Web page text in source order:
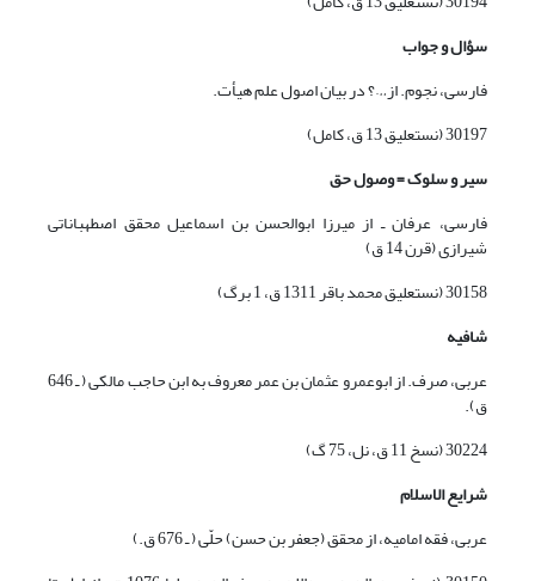
سؤال و جواب
فارسی، نجوم. از…؟ در بیان اصول علم هیأت.
30197 (نستعلیق 13 ق، کامل)
سیر و سلوک = وصول حق
فارسی، عرفان ـ از میرزا ابوالحسن بن اسماعیل محقق اصطهباناتی
شیرازی (قرن 14 ق)
30158 (نستعلیق محمد باقر 1311 ق، 1 برگ)
شافیه
عربی، صرف. از ابوعمرو عثمان بن عمر معروف به ابن حاجب مالکی ( ـ 646
ق).
30224 (نسخ 11 ق، نل، 75 گ)
شرایع الاسلام
عربی، فقه امامیه، از محقق (جعفر بن حسن) حلّی ( ـ 676 ق.)